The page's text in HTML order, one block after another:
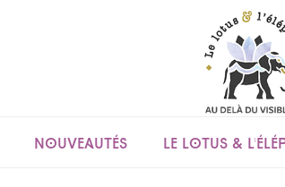
Nouveautés Le lotus &